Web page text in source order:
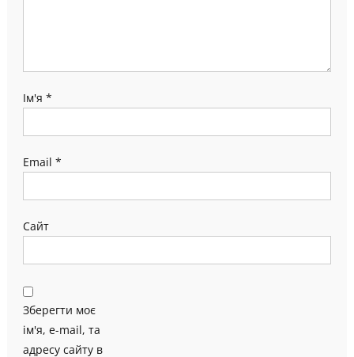
Ім'я *
Email *
Сайт
Зберегти моє
ім'я, e-mail, та
адресу сайту в